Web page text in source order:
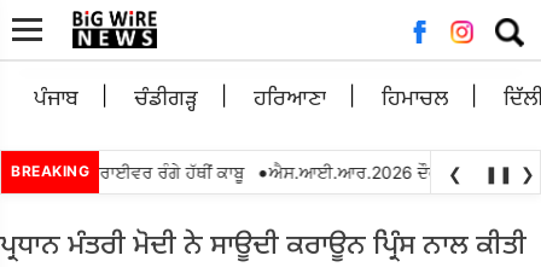
for:
ਪੰਜਾਬ ਚੰਡੀਗੜ੍ਹ ਹਰਿਆਣਾ ਹਿਮਾਚਲ
BREAKING
ਲੈਂਦਾ ਡਰਾਈਵਰ ਰੰਗੇ ਹੱਥੀਂ ਕਾਬੂ • ਐਸ.ਆਈ.ਆਰ.2026 ਦੌਰਾਨ ਬੀ.ਐਲ.ਓਜ. ਵਲੋਂ
❮ ❚❚ ❯
ਪ੍ਰਧਾਨ ਮੰਤਰੀ ਮੋਦੀ ਨੇ ਸਾਊਦੀ ਕਰਾਊਨ ਪ੍ਰਿੰਸ ਨਾਲ ਕੀਤੀ